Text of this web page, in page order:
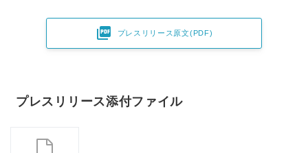
 プレスリリース原文(PDF)
プレスリリース添付ファイル